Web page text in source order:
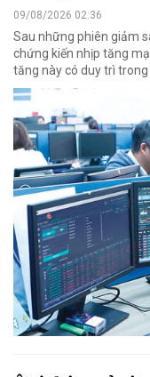
09/08/2026 02:36
Sau những phiên giảm
chứng kiến nhịp tăng
tăng này có duy trì